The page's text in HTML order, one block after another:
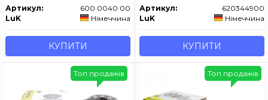
Артикул:
600 0040 00
LuK
Німеччина
КУПИТИ
Артикул:
620344900
LuK
Німеччина
КУПИТИ
Топ продажів Топ продажів